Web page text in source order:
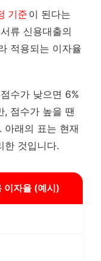
기준이 된다는
류 신용대출의
적용되는 이자율
수가 낮으면 6%
, 점수가 높을 땐
아래의 표는 현재
한 것입니다.
이자율 (예시)